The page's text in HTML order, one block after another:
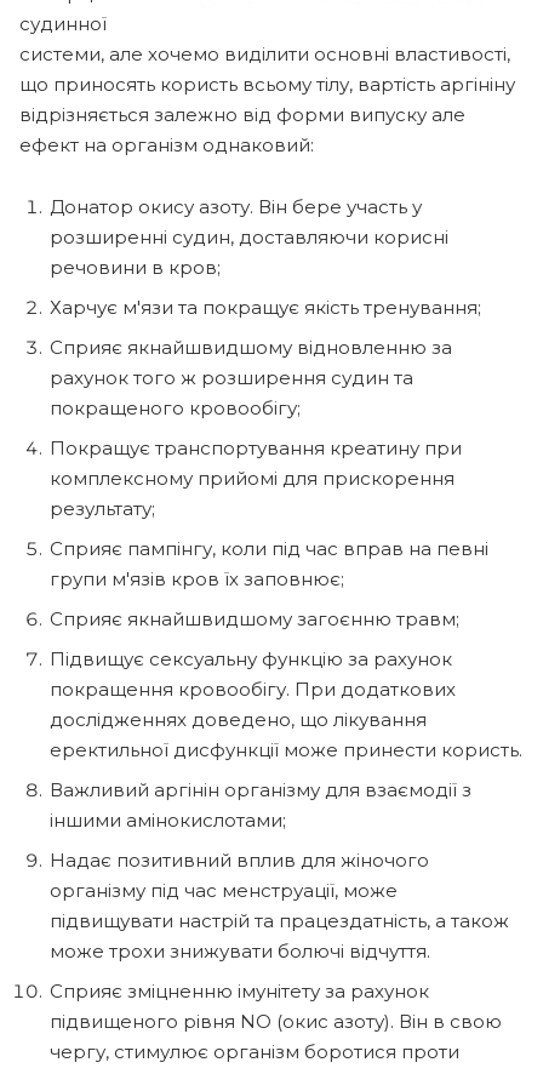
судинної
системи, але хочемо виділити основні властивості,
що приносять користь всьому тілу, вартість аргініну
відрізняється залежно від форми випуску але
ефект на організм однаковий:
Донатор окису азоту. Він бере участь у
розширенні судин, доставляючи корисні
речовини в кров;
Харчує м'язи та покращує якість тренування;
Сприяє якнайшвидшому відновленню за
рахунок того ж розширення судин та
покращеного кровообігу;
Покращує транспортування креатину при
комплексному прийомі для прискорення
результату;
Сприяє пампінгу, коли під час вправ на певні
групи м'язів кров їх заповнює;
Сприяє якнайшвидшому загоєнню травм;
Підвищує сексуальну функцію за рахунок
покращення кровообігу. При додаткових
дослідженнях доведено, що лікування
еректильної дисфункції може принести користь.
Важливий аргінін організму для взаємодії з
іншими амінокислотами;
Надає позитивний вплив для жіночого
організму під час менструації, може
підвищувати настрій та працездатність, а також
може трохи знижувати болючі відчуття.
Сприяє зміцненню імунітету за рахунок
підвищеного рівня NO (окис азоту). Він в свою
чергу, стимулює організм боротися проти